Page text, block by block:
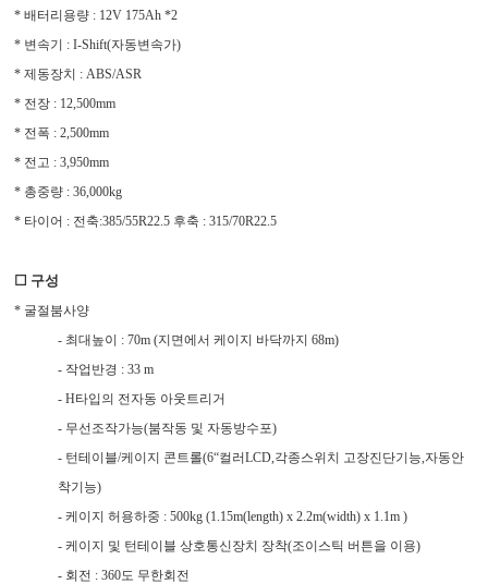
* 배터리용량 : 12V 175Ah *2
* 변속기 : I-Shift(자동변속가)
* 제동장치 : ABS/ASR
* 전장 : 12,500mm
* 전폭 : 2,500mm
* 전고 : 3,950mm
* 총중량 : 36,000kg
* 타이어 : 전축:385/55R22.5 후축 : 315/70R22.5
☐ 구성
* 굴절붐사양
- 최대높이 : 70m (지면에서 케이지 바닥까지 68m)
- 작업반경 : 33 m
- H타입의 전자동 아웃트리거
- 무선조작가능(붐작동 및 자동방수포)
- 턴테이블/케이지 콘트롤(6“컬러LCD,각종스위치 고장진단기능,자동안
착기능)
- 케이지 허용하중 : 500kg (1.15m(length) x 2.2m(width) x 1.1m )
- 케이지 및 턴테이블 상호통신장치 장착(조이스틱 버튼을 이용)
- 회전 : 360도 무한회전